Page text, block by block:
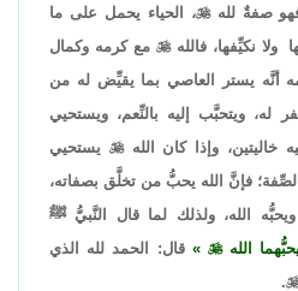
صفةٌ لله، الحياء يحمل على ما
ولا نكيِّفها، فالله مع كرمه وكمال
أنَّه يستر العاصي بما يقيِّض له من
له، ويتحبَّب إليه بالنِّعم، ويستحيي
خاليتين، وإذا كان الله يستحيي
فإنَّ الله يحبُّ من تخلَّق بصفاته،
الله، ولذلك لما قال النَّبيُّ ﷺ
الله
قال: الحمد لله الذي
.